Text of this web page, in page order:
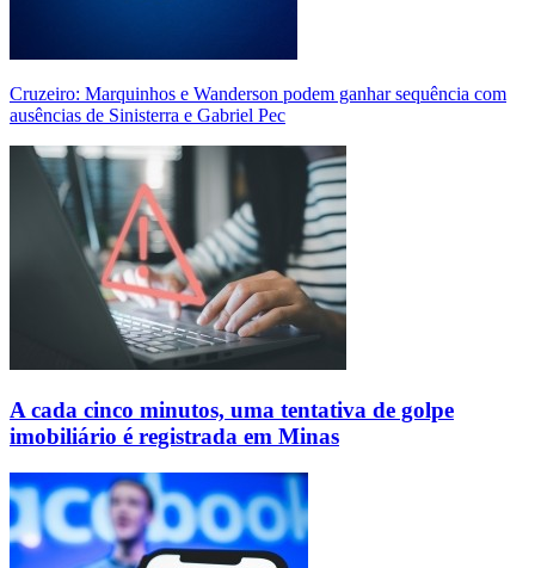
Cruzeiro: Marquinhos e Wanderson podem ganhar sequência com
ausências de Sinisterra e Gabriel Pec
A cada cinco minutos, uma tentativa de golpe
imobiliário é registrada em Minas